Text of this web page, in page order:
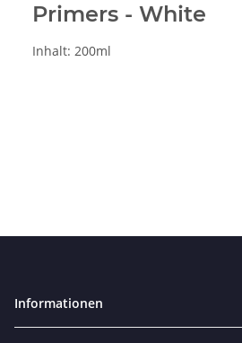
Primers - White
Inhalt: 200ml
Informationen